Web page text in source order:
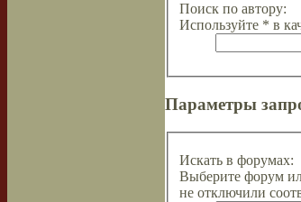
Поиск по автору:
Используйте * в
Параметры
Искать в форумах:
Выберите форум
не отключили